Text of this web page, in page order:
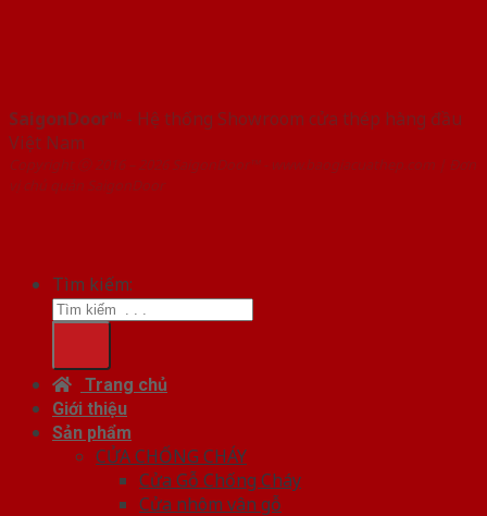
SaigonDoor™ - Hệ thống Showroom cửa thép hàng đầu
Việt Nam
Copyright ⓒ 2016 – 2026 SaigonDoor™ - www.baogiacuathep.com | Đơn
vị chủ quản SaigonDoor
Tìm kiếm:
Trang chủ
Giới thiệu
Sản phẩm
CỬA CHỐNG CHÁY
Cửa Gỗ Chống Cháy
Cửa nhôm vân gỗ